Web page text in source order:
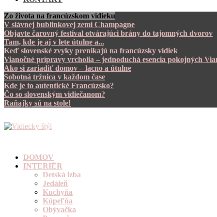
Zo života na francúzskom vidieku
V slávnej bublinkovej zemi Champagne
Objavte čarovný festival otvárajúci brány do tajomných dvorov
Tam, kde je aj v lete útulne a...
Keď slovenské zvyky prenikajú na francúzsky vidiek
Vianočné prípravy vrcholia – jednoduchá esencia pokojných
Ako si zariadiť domov – lacno a útulne
Sobotná tržnica v každom čase
Kde je to autentické Francúzsko?
Čo so slovenským vidiečanom?
Raňajky sú na stole!
DOMOV
INTERIÉR
Detská izba
Jedáleň
Kuchyňa
Kúpeľňa
Obývačka